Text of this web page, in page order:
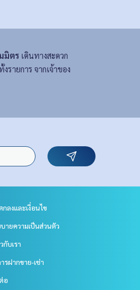
มิตร เดินทางสะดวก
รายการ จากเจ้าของ
ลงและเงื่อนไข
ายความเป็นส่วนตัว
กับเรา
รฝากขาย-เช่า
อ